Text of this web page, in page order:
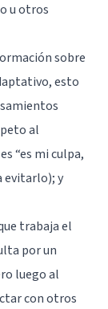
u otros
sobre
esto
al
“es mi culpa,
evitarlo); y
trabaja el
por un
luego al
con otros